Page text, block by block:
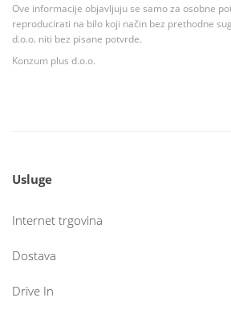
Ove informacije objavljuju se samo za osobne
reproducirati na bilo koji način bez prethodne
d.o.o. niti bez pisane potvrde.
Konzum plus d.o.o.
Usluge
Internet trgovina
Dostava
Drive In